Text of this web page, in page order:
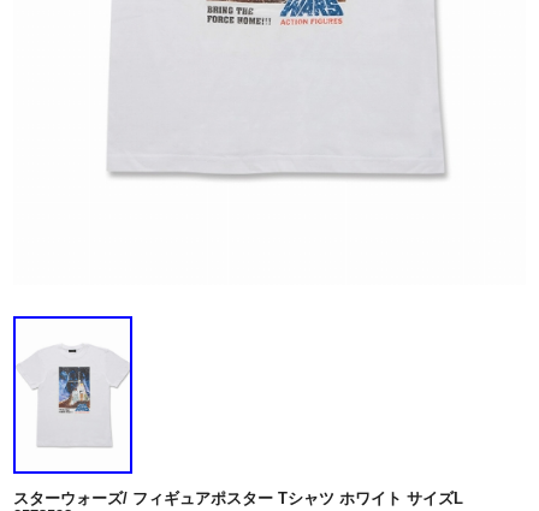
スターウォーズ/ フィギュアポスター Tシャツ ホワイト サイズL